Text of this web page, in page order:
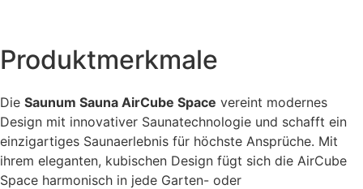
Produktmerkmale
Die Saunum Sauna AirCube Space vereint modernes
Design mit innovativer Saunatechnologie und schafft ein
einzigartiges Saunaerlebnis für höchste Ansprüche. Mit
ihrem eleganten, kubischen Design fügt sich die AirCube
Space harmonisch in jede Garten- oder